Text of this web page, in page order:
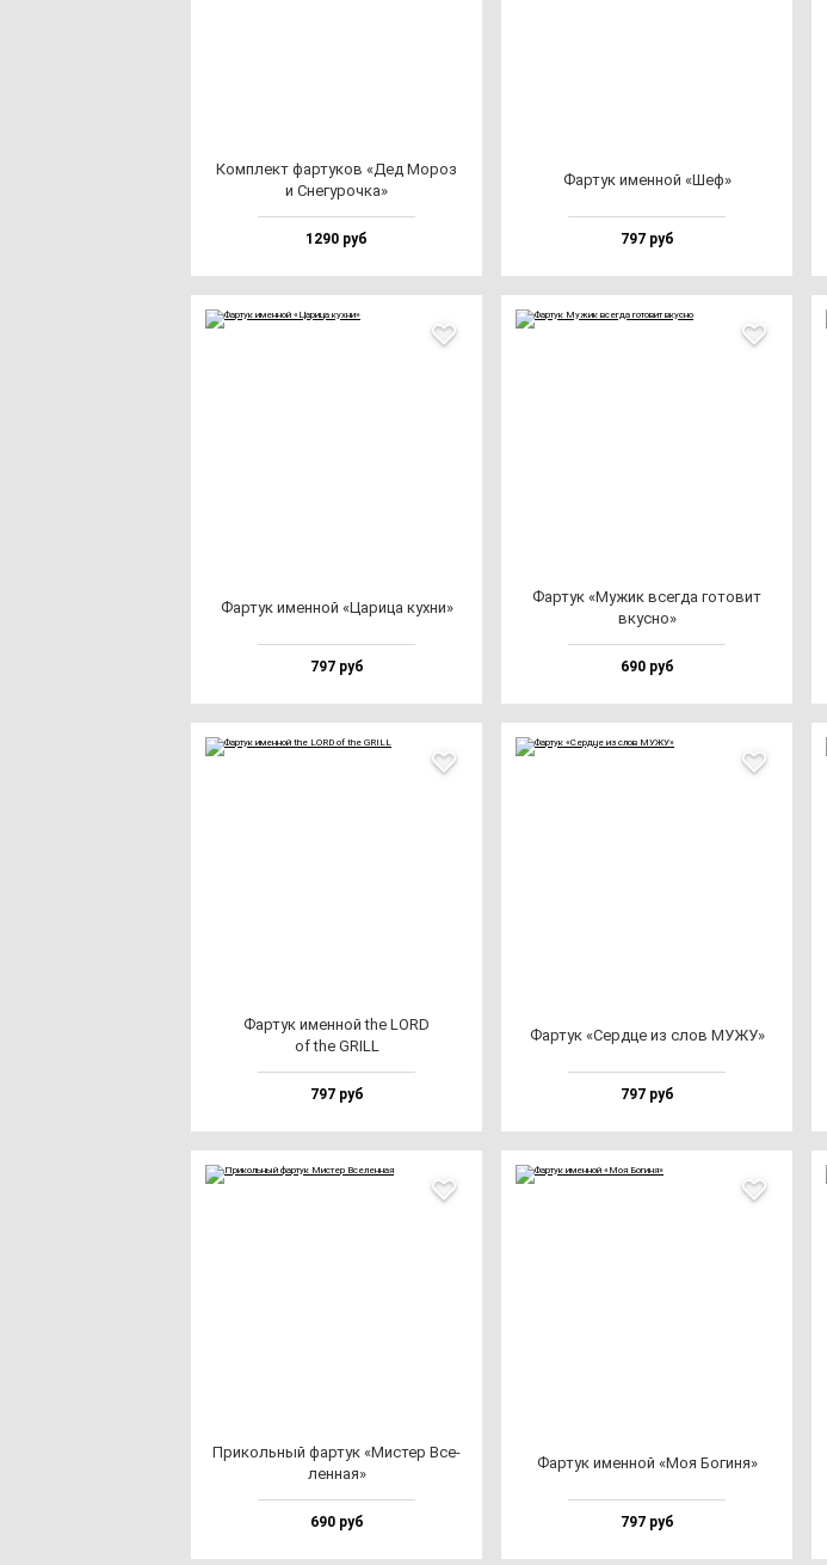
Ком­плект фар­ту­ков «Дед Мороз
и Сне­гу­роч­ка»
1290 руб
Фар­тук имен­ной «Шеф»
797 руб
Фар­тук имен­ной «Цари­ца кух­ни»
797 руб
Фар­тук «Мужик всег­да го­то­вит
вкус­но»
690 руб
Фар­тук имен­ной the LORD
of the GRILL
797 руб
Фар­тук «Сер­дце из слов МУЖУ»
797 руб
При­коль­ный фар­тук «Мис­тер Все­
лен­ная»
690 руб
Фар­тук имен­ной «Моя Боги­ня»
797 руб